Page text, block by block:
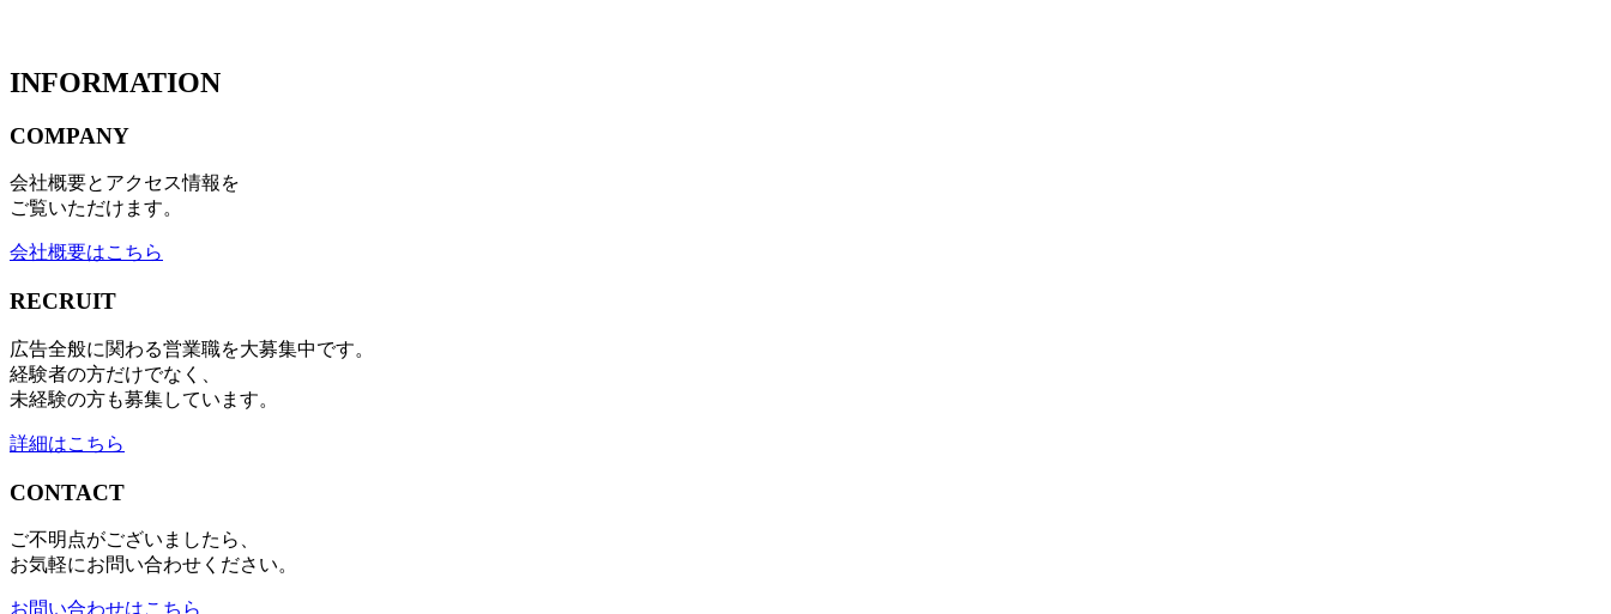
INFORMATION
COMPANY
会社概要とアクセス情報を
ご覧いただけます。
会社概要はこちら
RECRUIT
広告全般に関わる営業職を大募集中です。
経験者の方だけでなく、
未経験の方も募集しています。
詳細はこちら
CONTACT
ご不明点がございましたら、
お気軽にお問い合わせください。
お問い合わせはこちら